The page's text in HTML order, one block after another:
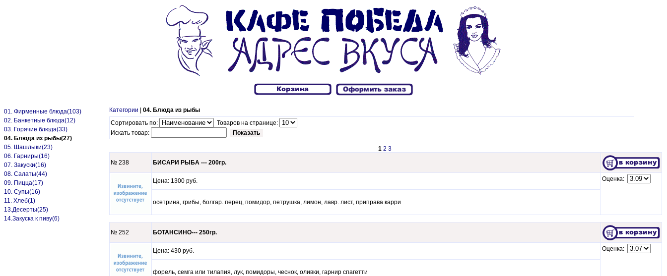
01. Фирменные блюда(103)
02. Банкетные блюда(12)
03. Горячие блюда(33)
04. Блюда из рыбы(27)
05. Шашлыки(23)
06. Гарниры(16)
07. Закуски(16)
08. Салаты(44)
09. Пицца(17)
10. Супы(16)
11. Хлеб(1)
13.Десерты(25)
14.Закуска к пиву(6)
Категории
04. Блюда из рыбы
Сортировать по:
Товаров на странице:
Искать товар:
1 2 3
№ 238
БИСАРИ РЫБА --- 200гр.
Цена: 1300 руб. Оценка:
осетрина, грибы, болгар. перец, помидор, петрушка, лимон, лавр. лист, приправа карри
№ 252 БОТАНСИНО--- 250гр.
Цена: 430 руб. Оценка:
форель, семга или тилапия, лук, помидоры, чеснок, оливки, гарнир спагетти